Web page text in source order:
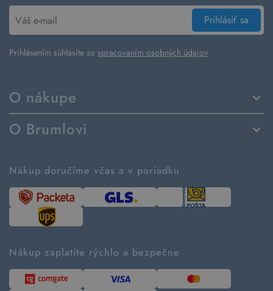
O nákupe
Spôsoby dodania a platby
Vrátenie tovaru a reklamácia
Návod ako nakupovať
Tabuľka veľkostí
Predávané značky
Kontakt
O Brumlovi
Ako tvoríme second hand
Časté otázky
Kde pomáhame
Udržateľnosť
Blog
Pre médiá
Prihlásiť sa
Prihlásením súhlasíte so spracovaním osobných údajov
Nákup doručíme včas a v poriadku
Nákup zaplatíte rýchlo a bezpečne